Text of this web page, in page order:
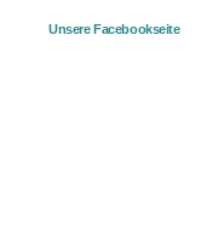
Unsere Facebookseite